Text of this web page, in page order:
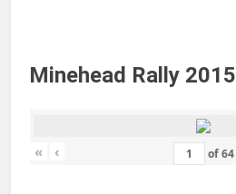
Minehead Rally 2015
« ‹ of64